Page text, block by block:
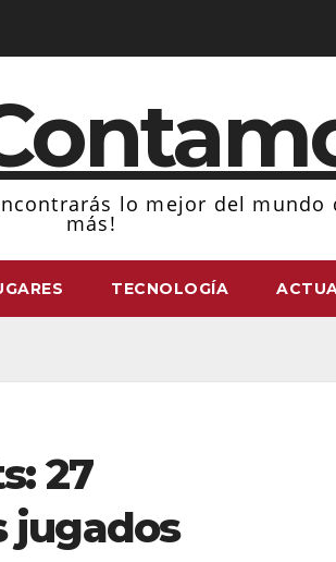
lo mejor del
más!
TECNOLOGÍA
27
jugados